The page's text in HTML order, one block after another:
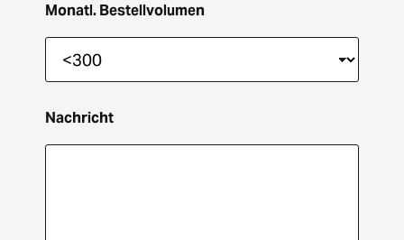
Monatl. Bestellvolumen
Nachricht